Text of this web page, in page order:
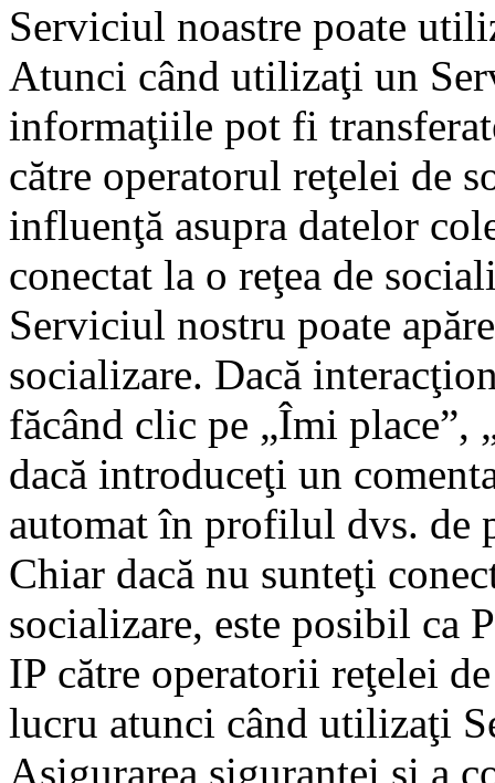
Serviciul noastre poate
Atunci când utilizaţi un
informaţiile pot fi
către operatorul reţelei de
influenţă asupra datelor
conectat la o reţea de
Serviciul nostru poate
socializare. Dacă
făcând clic pe „Îmi place”,
dacă introduceţi un
automat în profilul dvs. de
Chiar dacă nu sunteţi
socializare, este posibil ca
IP către operatorii reţelei
lucru atunci când utilizaţi
Asigurarea siguranței și a